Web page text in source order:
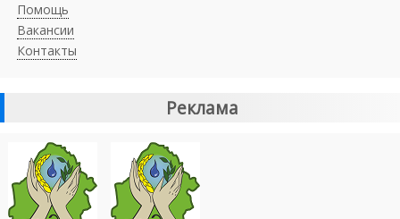
Помощь
Вакансии
Контакты
Реклама